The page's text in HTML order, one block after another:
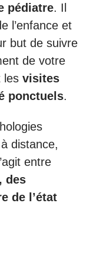
pédiatre. Il
l’enfance et
but de suivre
de votre
les visites
ponctuels.
distance,
entre
des
de l’état